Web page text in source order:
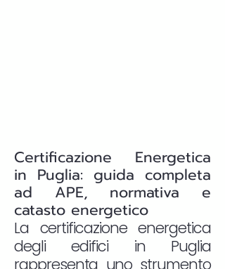
Certificazione Energetica
in Puglia: guida completa
ad APE, normativa e
catasto energetico
La certificazione energetica
degli edifici in Puglia
rappresenta uno strumento